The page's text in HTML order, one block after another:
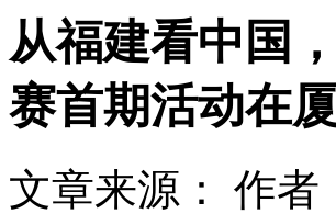
从福建看中国
赛首期活动在
文章来源： 作者